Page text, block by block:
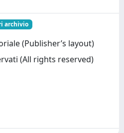
archivio
(Publisher’s layout)
(All rights reserved)